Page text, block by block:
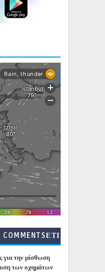
COMMENTSΕΤΙ
για την μίσθωση
των οχημάτων